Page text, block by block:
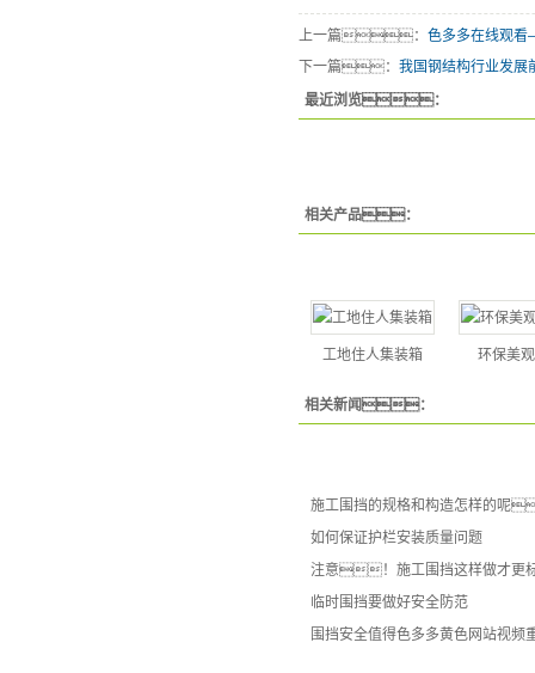
上一篇： 色多多在线观看
下一篇： 我国钢结构行业发展
最近浏览：
相关产品：
工地住人集装箱 环保美
相关新闻：
施工围挡的规格和构造怎样的呢
如何保证护栏安装质量问题
注意！施工围挡这样做才
临时围挡要做好安全防范
围挡安全值得色多多黄色网站视频